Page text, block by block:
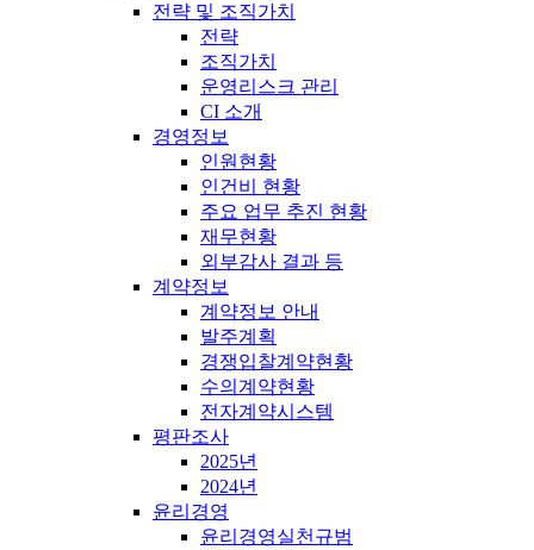
전략 및 조직가치
전략
조직가치
운영리스크 관리
CI 소개
경영정보
인원현황
인건비 현황
주요 업무 추진 현황
재무현황
외부감사 결과 등
계약정보
계약정보 안내
발주계획
경쟁입찰계약현황
수의계약현황
전자계약시스템
평판조사
2025년
2024년
윤리경영
윤리경영실천규범